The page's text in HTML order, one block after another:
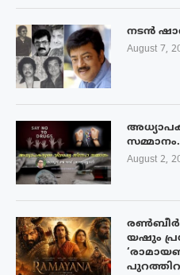
നടൻ
August 7,
സമ്മാനം.
August 2,
രൺബീർ
യഷും